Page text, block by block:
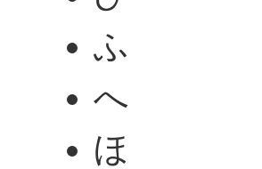
ふ
へ
ほ